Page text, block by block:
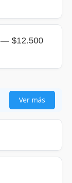
— $12.500
Ver más